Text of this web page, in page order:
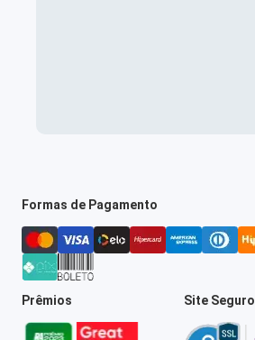
Formas de Pagamento
Prêmios Site Seguro